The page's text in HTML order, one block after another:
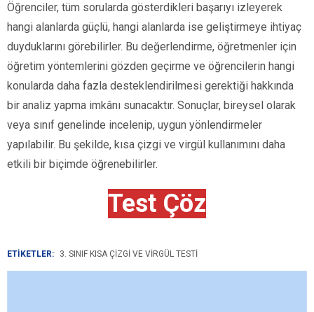
Öğrenciler, tüm sorularda gösterdikleri başarıyı izleyerek
hangi alanlarda güçlü, hangi alanlarda ise geliştirmeye ihtiyaç
duyduklarını görebilirler. Bu değerlendirme, öğretmenler için
öğretim yöntemlerini gözden geçirme ve öğrencilerin hangi
konularda daha fazla desteklendirilmesi gerektiği hakkında
bir analiz yapma imkânı sunacaktır. Sonuçlar, bireysel olarak
veya sınıf genelinde incelenip, uygun yönlendirmeler
yapılabilir. Bu şekilde, kısa çizgi ve virgül kullanımını daha
etkili bir biçimde öğrenebilirler.
Test Çöz
ETİKETLER: 3. SINIF KISA ÇIZGI VE VIRGÜL TESTI